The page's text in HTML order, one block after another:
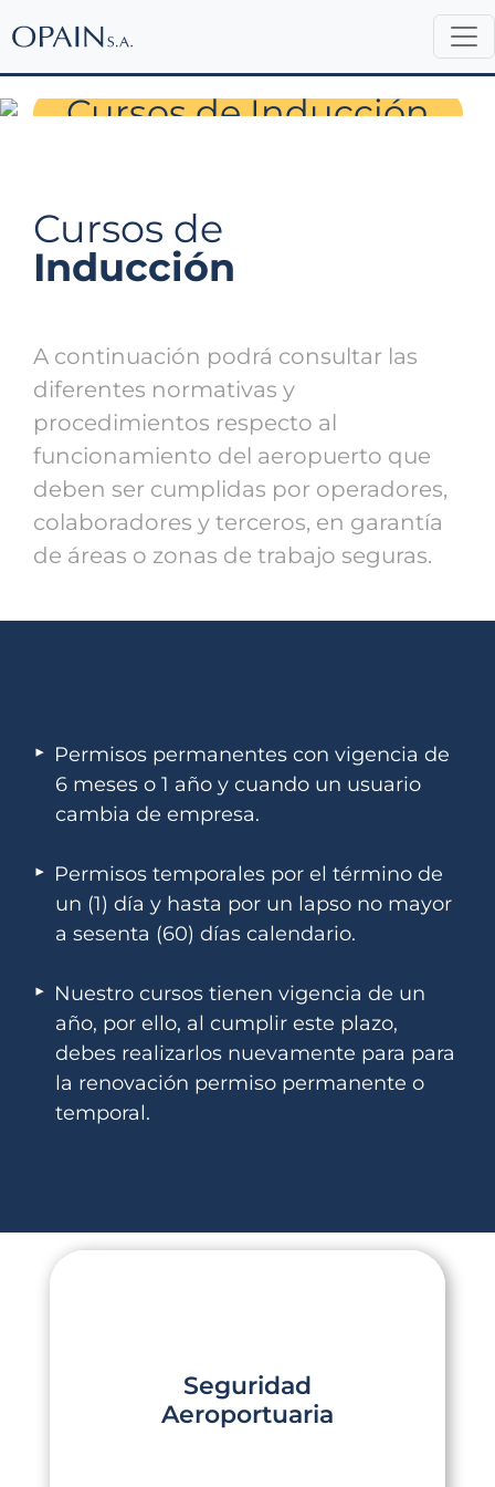
Permisos de Ingreso
Cursos de Inducción
Cursos de
Inducción
A continuación podrá consultar las
diferentes normativas y
procedimientos respecto al
funcionamiento del aeropuerto que
deben ser cumplidas por operadores,
colaboradores y terceros, en garantía
de áreas o zonas de trabajo seguras.
Permisos permanentes con vigencia de
6 meses o 1 año y cuando un usuario
cambia de empresa.
Permisos temporales por el término de
un (1) día y hasta por un lapso no mayor
a sesenta (60) días calendario.
Nuestro cursos tienen vigencia de un
año, por ello, al cumplir este plazo,
debes realizarlos nuevamente para para
la renovación permiso permanente o
temporal.
Seguridad
Aeroportuaria
Para ingresar a áreas restringidas,
controladas o públicas del aeropuerto.